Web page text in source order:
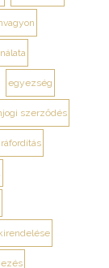
egyezség
szerződés